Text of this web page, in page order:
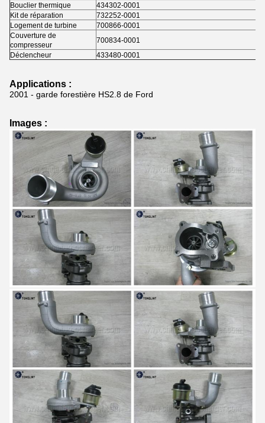
Bouclier thermique
434302-0001
Kit de réparation
732252-0001
Logement de turbine
700866-0001
Couverture de
compresseur
700834-0001
Déclencheur
433480-0001
Applications :
2001 - garde forestière HS2.8 de Ford
Images :